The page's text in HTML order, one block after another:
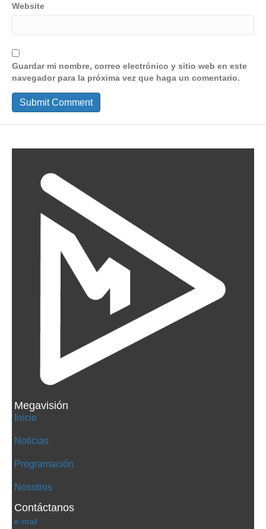
Website
Guardar mi nombre, correo electrónico y sitio web en este
navegador para la próxima vez que haga un comentario.
Megavisión
Inicio
Noticias
Programación
Nosotros
Contáctanos
e-mail